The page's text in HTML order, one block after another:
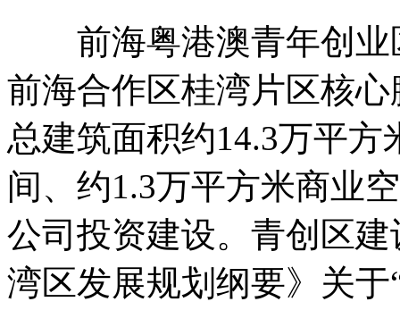
前海粤港澳青年创业
前海合作区桂湾片区核
总建筑面积约14.3万平
间、约1.3万平方米商业
公司投资建设。青创区
湾区发展规划纲要》关